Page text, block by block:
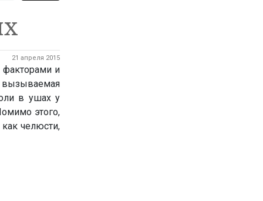
21 апреля 2015
и
вызываемая
в ушах у
этого,
челюсти,